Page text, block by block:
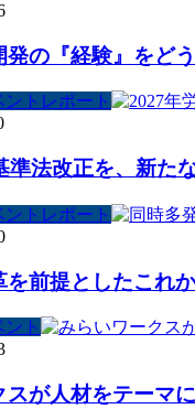
発の『経験』をど
トレポート
準法改正を、新た
トレポート
を前提としたこれ
ト
スが人材をテーマ